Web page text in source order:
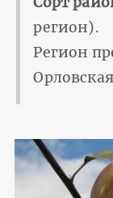
регион).
Регион